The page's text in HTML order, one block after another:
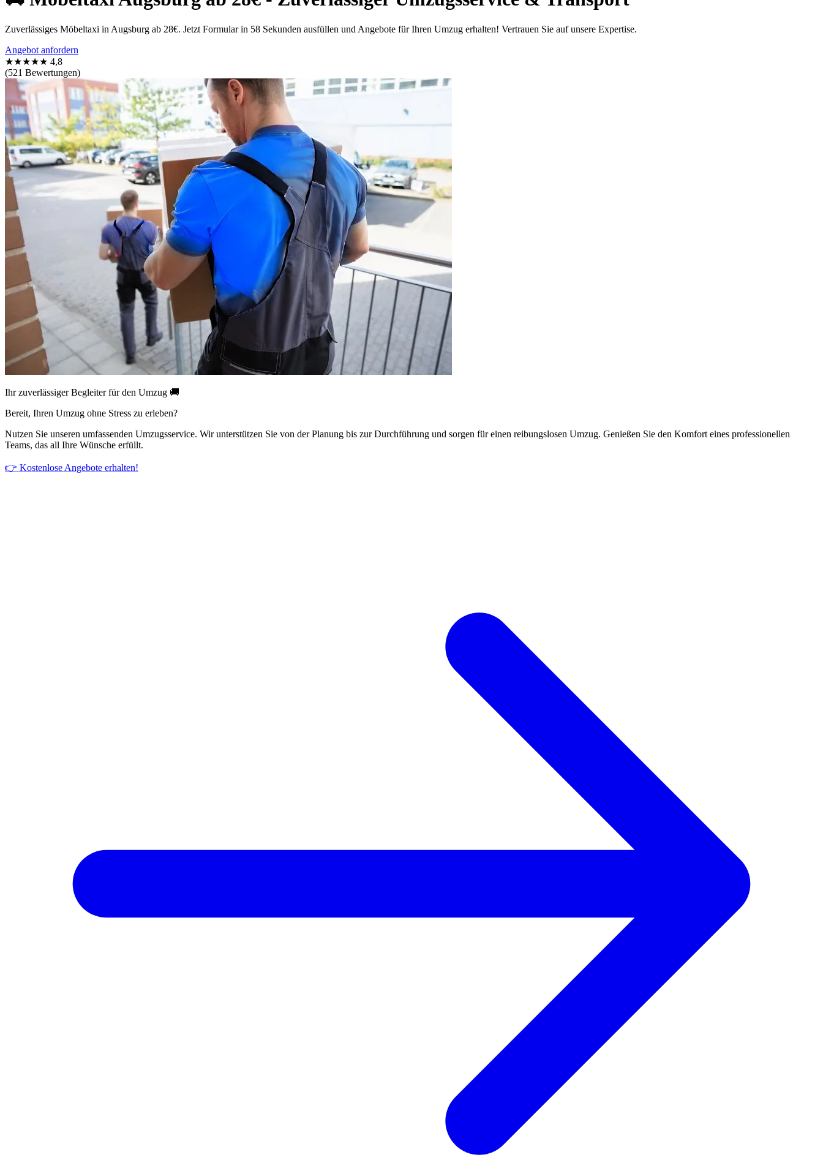
Zuverlässiges Möbeltaxi in Augsburg ab 28€. Jetzt Formular in 58 Sekunden ausfüllen und Angebote für Ihren Umzug erhalten! Vertrauen Sie auf unsere Expertise.
Angebot anfordern
★★★★★ 4,8
(521 Bewertungen)
Ihr zuverlässiger Begleiter für den Umzug 🚚
Bereit, Ihren Umzug ohne Stress zu erleben?
Nutzen Sie unseren umfassenden Umzugsservice. Wir unterstützen Sie von der Planung bis zur Durchführung und sorgen für einen reibungslosen Umzug. Genießen Sie den Komfort eines professionellen
Teams, das all Ihre Wünsche erfüllt.
👉 Kostenlose Angebote erhalten!